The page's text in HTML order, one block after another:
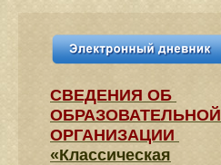
СВЕДЕНИЯ​ ОБ
ОБРАЗОВАТЕЛЬНОЙ
ОРГАНИЗАЦИИ
«Классическая